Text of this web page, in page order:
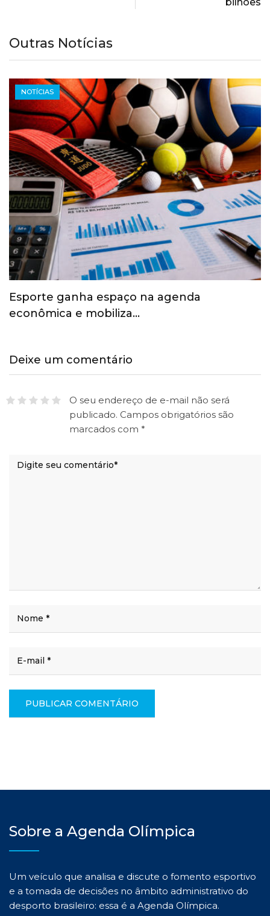
Outras Notícias
NOTÍCIAS
Esporte ganha espaço na agenda
econômica e mobiliza…
Deixe um comentário
O seu endereço de e-mail não será
publicado. Campos obrigatórios são
marcados com *
Sobre a Agenda Olímpica
Um veículo que analisa e discute o fomento esportivo
e a tomada de decisões no âmbito administrativo do
desporto brasileiro: essa é a Agenda Olímpica.